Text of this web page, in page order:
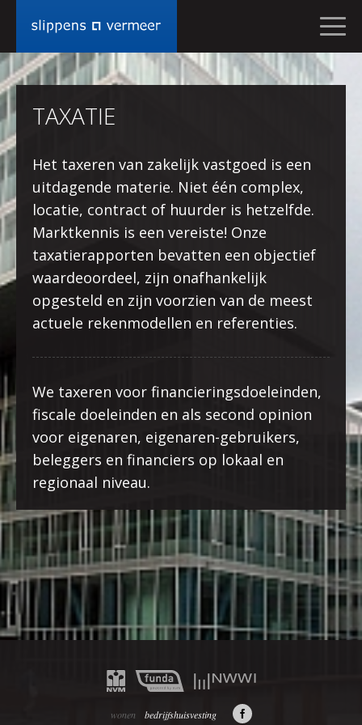
TAXATIE
Het taxeren van zakelijk vastgoed is een
uitdagende materie. Niet één complex,
locatie, contract of huurder is hetzelfde.
Marktkennis is een vereiste! Onze
taxatierapporten bevatten een objectief
waardeoordeel, zijn onafhankelijk
opgesteld en zijn voorzien van de meest
actuele rekenmodellen en referenties.
We taxeren voor financieringsdoeleinden,
fiscale doeleinden en als second opinion
voor eigenaren, eigenaren-gebruikers,
beleggers en financiers op lokaal en
regionaal niveau.
wonen bedrijfshuisvesting
CONTACT
OPNEMEN
MIJN
VOOR
SLIPPENSVERMEER
Bedrijfshuisvesting
NAAM
EMAIL
UW
/
OPMERKING